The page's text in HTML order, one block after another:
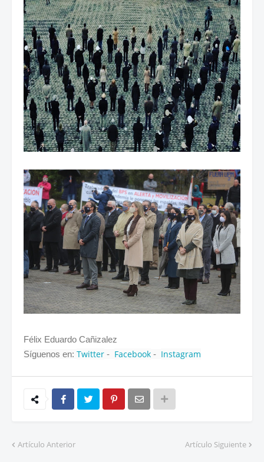
Félix Eduardo Cañizalez
Síguenos en: Twitter - Facebook - Instagram
Artículo Anterior Artículo Siguiente